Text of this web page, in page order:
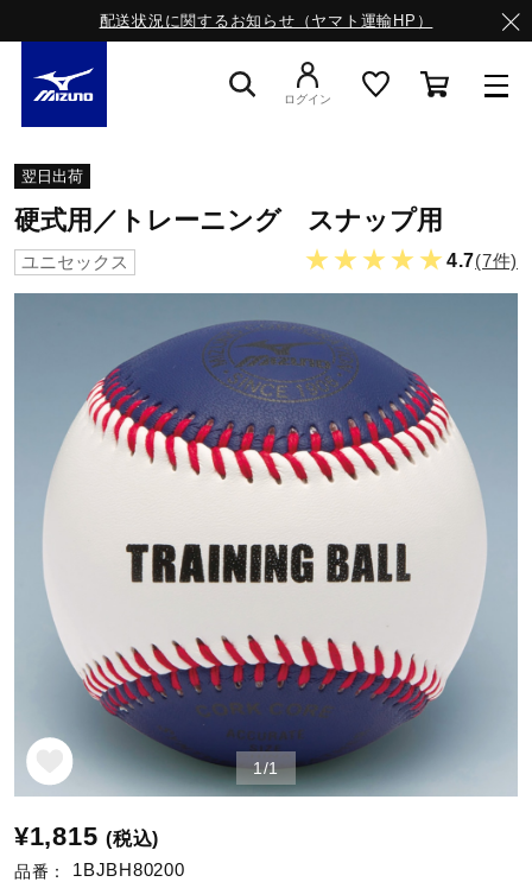
配送状況に関するお知らせ（ヤマト運輸HP）
ライフスタイルウエア
ランニング
サッカー／フットサル
ゴルフ
スイム
バレーボール
ログイン
翌日出荷
硬式用／トレーニング スナップ用
ユニセックス ★★★★★ 4.7(7件)
1/1
¥1,815 (税込)
品番： 1BJBH80200